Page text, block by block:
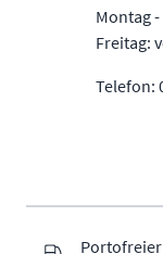
Montag
Freitag:
Telefon: